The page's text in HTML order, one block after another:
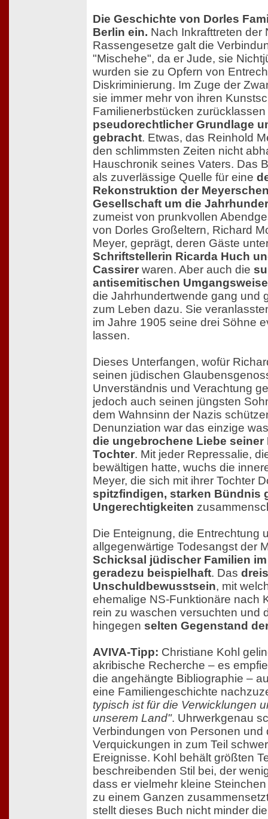
Die Geschichte von Dorles
Berlin ein. Nach Inkrafttreten der
Rassengesetze galt die
"Mischehe", da er Jude, sie
wurden sie zu Opfern von
Diskriminierung. Im Zuge der
sie immer mehr von ihren
Familienerbstücken
pseudorechtlicher Grundlage
gebracht. Etwas, das Reinhold
den schlimmsten Zeiten nicht
Hauschronik seines Vaters. Das
als zuverlässige Quelle für eine
Rekonstruktion der
Gesellschaft um die
zumeist von prunkvollen
von Dorles Großeltern, Richard
Meyer, geprägt, deren Gäste
Schriftstellerin Ricarda Huch
Cassirer waren. Aber auch die
antisemitischen
die Jahrhundertwende gang und
zum Leben dazu. Sie
im Jahre 1905 seine drei Söhne
lassen.
Dieses Unterfangen, wofür
seinen jüdischen
Unverständnis und Verachtung
jedoch auch seinen jüngsten
dem Wahnsinn der Nazis
Denunziation war das einzige
die ungebrochene Liebe seiner
Tochter. Mit jeder Repressalie,
bewältigen hatte, wuchs die
Meyer, die sich mit ihrer Tochter
spitzfindigen, starken Bündnis
Ungerechtigkeiten
Die Enteignung, die Entrechtung
allgegenwärtige Todesangst der
Schicksal jüdischer Familien
geradezu beispielhaft. Das
Unschuldbewusstsein, mit
ehemalige NS-Funktionäre nach
rein zu waschen versuchten und
hingegen selten Gegenstand
AVIVA-Tipp: Christiane Kohl
akribische Recherche – es
die angehängte Bibliographie –
eine Familiengeschichte
typisch ist für die Verwicklungen
unserem Land". Uhrwerkgenau
Verbindungen von Personen und
Verquickungen in zum Teil
Ereignisse. Kohl behält größten
beschreibenden Stil bei, der
dass er vielmehr kleine
zu einem Ganzen
stellt dieses Buch nicht minder